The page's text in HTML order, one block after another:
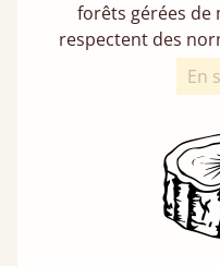
forêts gérées de
respectent des
En